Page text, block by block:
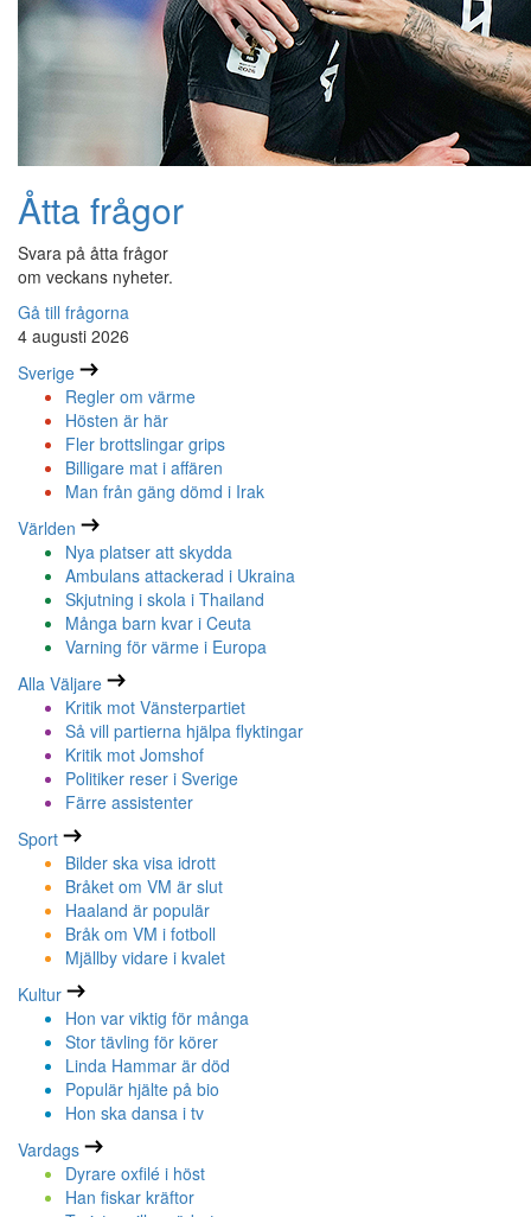
Åtta frågor
Svara på åtta frågor
om veckans nyheter.
Gå till frågorna
4 augusti 2026
Sverige
Regler om värme
Hösten är här
Fler brottslingar grips
Billigare mat i affären
Man från gäng dömd i Irak
Världen
Nya platser att skydda
Ambulans attackerad i Ukraina
Skjutning i skola i Thailand
Många barn kvar i Ceuta
Varning för värme i Europa
Alla Väljare
Kritik mot Vänsterpartiet
Så vill partierna hjälpa flyktingar
Kritik mot Jomshof
Politiker reser i Sverige
Färre assistenter
Sport
Bilder ska visa idrott
Bråket om VM är slut
Haaland är populär
Bråk om VM i fotboll
Mjällby vidare i kvalet
Kultur
Hon var viktig för många
Stor tävling för körer
Linda Hammar är död
Populär hjälte på bio
Hon ska dansa i tv
Vardags
Dyrare oxfilé i höst
Han fiskar kräftor